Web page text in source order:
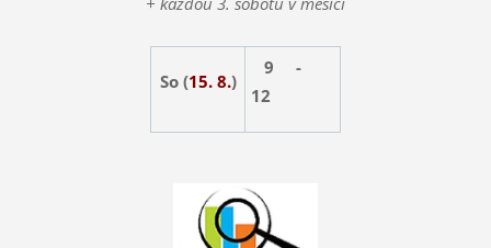
So (15. 8.)
9 -
12